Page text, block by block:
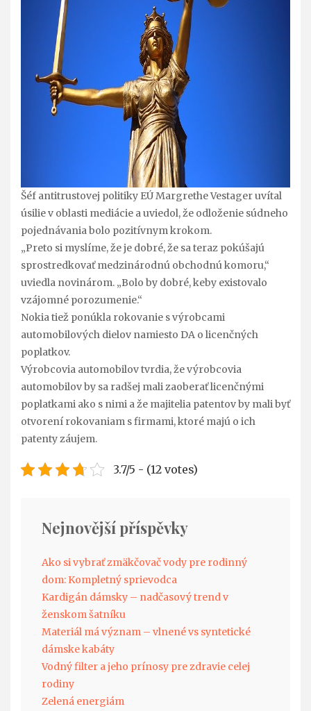
Šéf antitrustovej politiky EÚ Margrethe Vestager uvítal
úsilie v oblasti mediácie a uviedol, že odloženie súdneho
pojednávania bolo pozitívnym krokom.
„Preto si myslíme, že je dobré, že sa teraz pokúšajú
sprostredkovať medzinárodnú obchodnú komoru,“
uviedla novinárom. „Bolo by dobré, keby existovalo
vzájomné porozumenie.“
Nokia tiež ponúkla rokovanie s výrobcami
automobilových dielov namiesto DA o licenčných
poplatkov.
Výrobcovia automobilov tvrdia, že výrobcovia
automobilov by sa radšej mali zaoberať licenčnými
poplatkami ako s nimi a že majitelia patentov by mali byť
otvorení rokovaniam s firmami, ktoré majú o ich
patenty záujem.
3.7/5 - (12 votes)
Nejnovější příspěvky
Ako si vybrať zmäkčovač vody pre rodinný
dom: Kompletný sprievodca
Kardigán dámsky – nadčasový trend v
ženskom šatníku
Materiál má význam – vlnené vs syntetické
dámske kabáty
Vodný filter a jeho prínosy pre zdravie celej
rodiny
Zelená energiám